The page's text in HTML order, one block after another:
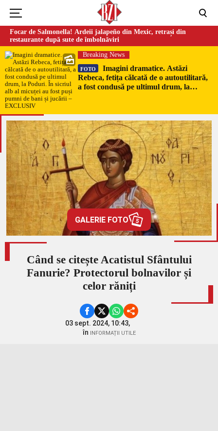
Focar de Salmonella! Ardeii jalapeño din Mexic, retrași din
restaurante după sute de îmbolnăviri
Breaking News
FOTO
Imagini dramatice. Astăzi
Rebeca, fetița călcată de o autoutilitară,
a fost condusă pe ultimul drum, la
EXCLUSIV
GALERIE FOTO 5
Când se citește Acatistul Sfântului
Fanurie? Protectorul bolnavilor și
celor răniți
03 sept. 2024, 10:43,
în
INFORMAȚII UTILE